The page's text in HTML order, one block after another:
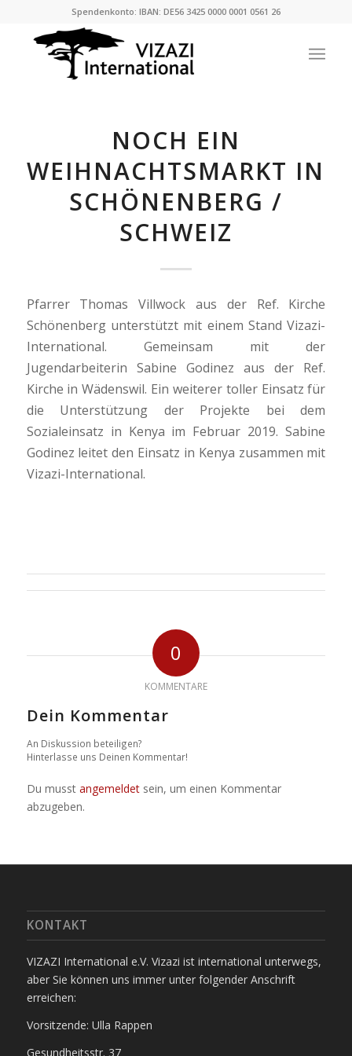
Spendenkonto: IBAN: DE56 3425 0000 0001 0561 26
NOCH EIN
WEIHNACHTSMARKT IN
SCHÖNENBERG /
SCHWEIZ
Pfarrer Thomas Villwock aus der Ref. Kirche
Schönenberg unterstützt mit einem Stand Vizazi-
International. Gemeinsam mit der
Jugendarbeiterin Sabine Godinez aus der Ref.
Kirche in Wädenswil. Ein weiterer toller Einsatz für
die Unterstützung der Projekte bei dem
Sozialeinsatz in Kenya im Februar 2019. Sabine
Godinez leitet den Einsatz in Kenya zusammen mit
Vizazi-International.
0
KOMMENTARE
Dein Kommentar
An Diskussion beteiligen?
Hinterlasse uns Deinen Kommentar!
Du musst angemeldetsein, um einen Kommentar
abzugeben.
KONTAKT
VIZAZI International e.V. Vizazi ist international unterwegs,
aber Sie können uns immer unter folgender Anschrift
erreichen:
Vorsitzende: Ulla Rappen
Gesundheitsstr. 37